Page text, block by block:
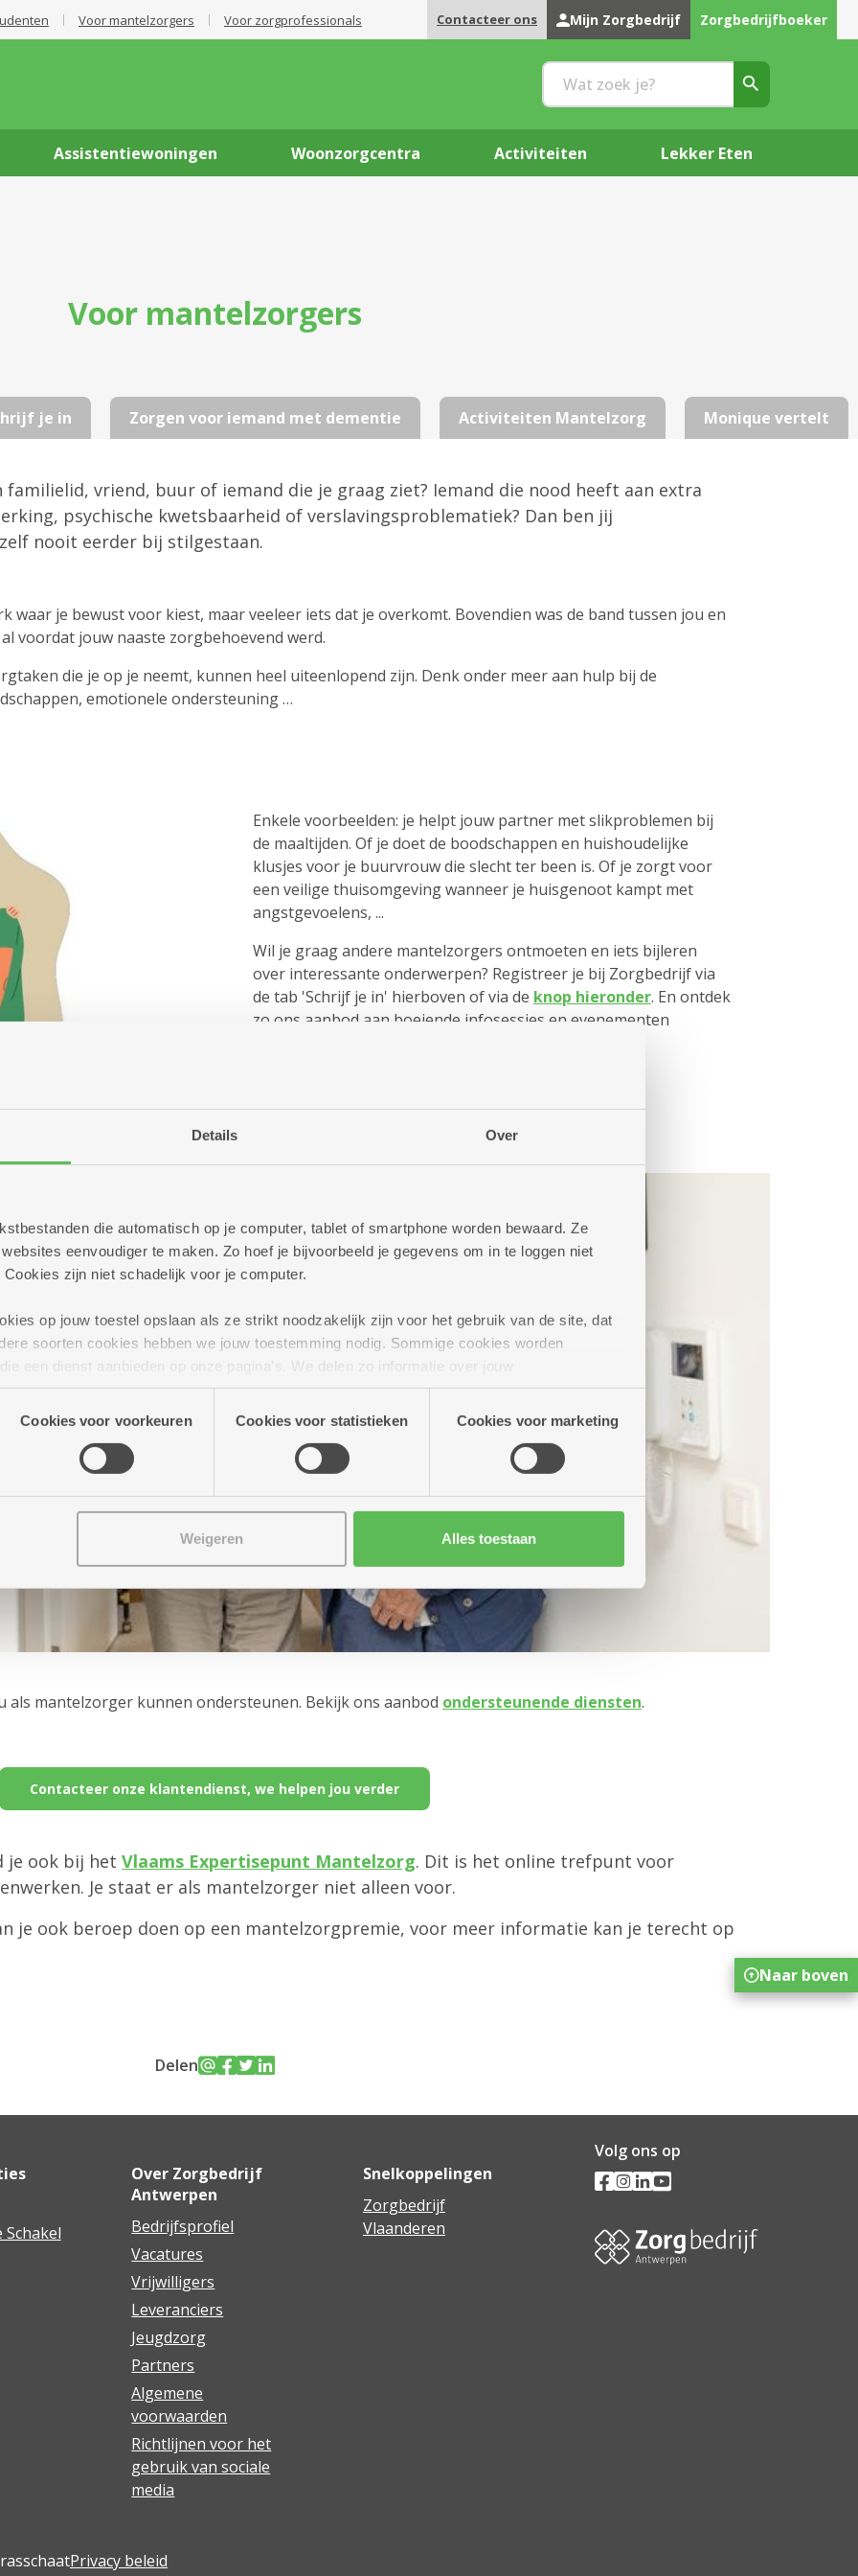
Details Over
die automatisch op je computer, tablet of smartphone worden bewaard. Ze
eenvoudiger te maken. Zo hoef je bijvoorbeeld je gegevens om in te loggen niet
zijn niet schadelijk voor je computer.
op jouw toestel opslaan als ze strikt noodzakelijk zijn voor het gebruik van de site, dat
soorten cookies hebben we jouw toestemming nodig. Sommige cookies worden
een dienst aanbieden op onze pagina's. We delen zo informatie over jouw
onze site voor social media, advertenties en analyse. Deze partners kunnen deze gegevens
die je aan hen verstrekte.
Cookies voor voorkeuren Cookies voor statistieken Cookies voor marketing
Weigeren Alles toestaan
Voor mantelzorgers Voor zorgprofessionals Contacteer ons Mijn Zorgbedrijf Zorgbedrijfboeker
Assistentiewoningen Woonzorgcentra Activiteiten Lekker Eten
Voor mantelzorgers
vriend, buur of iemand die je graag ziet? Iemand die nood heeft aan extra
psychische kwetsbaarheid of verslavingsproblematiek? Dan ben jij
nooit eerder bij stilgestaan.
je bewust voor kiest, maar veeleer iets dat je overkomt. Bovendien was de band tussen jou en
voordat jouw naaste zorgbehoevend werd.
die je op je neemt, kunnen heel uiteenlopend zijn. Denk onder meer aan hulp bij de
emotionele ondersteuning …
Enkele voorbeelden: je helpt jouw partner met slikproblemen bij
de maaltijden. Of je doet de boodschappen en huishoudelijke
klusjes voor je buurvrouw die slecht ter been is. Of je zorgt voor
een veilige thuisomgeving wanneer je huisgenoot kampt met
angstgevoelens, ...
Wil je graag andere mantelzorgers ontmoeten en iets bijleren
over interessante onderwerpen? Registreer je bij Zorgbedrijf via
de tab 'Schrijf je in' hierboven of via de knop hieronder. En ontdek
zo ons aanbod aan boeiende infosessies en evenementen
als mantelzorger kunnen ondersteunen. Bekijk ons aanbod ondersteunende diensten.
Contacteer onze klantendienst, we helpen jou verder
je ook bij het Vlaams Expertisepunt Mantelzorg. Dit is het online trefpunt voor
Je staat er als mantelzorger niet alleen voor.
je ook beroep doen op een mantelzorgpremie, voor meer informatie kan je terecht op
je in Zorgen voor iemand met dementie Activiteiten Mantelzorg Monique vertelt
Delen
Schakel
Over Zorgbedrijf
Antwerpen
Bedrijfsprofiel
Vacatures
Vrijwilligers
Leveranciers
Jeugdzorg
Partners
Algemene
voorwaarden
Richtlijnen voor het
gebruik van sociale
media
Snelkoppelingen
Zorgbedrijf
Vlaanderen
Volg ons op
Privacy beleid
Naar boven